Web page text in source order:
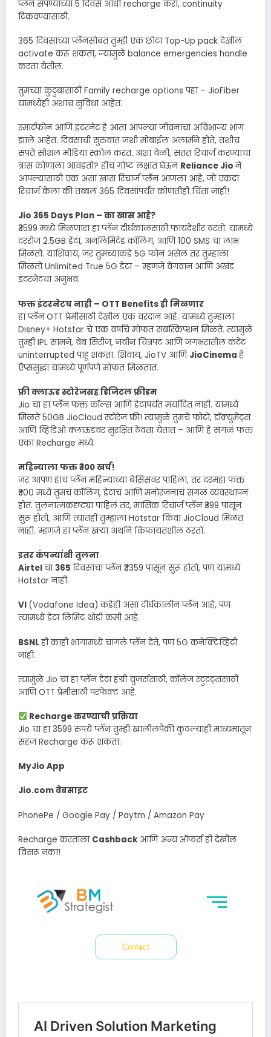
प्लॅन संपण्याच्या 5 दिवस आधी recharge करा, continuity
टिकवण्यासाठी.
365 दिवसांच्या प्लॅनसोबत तुम्ही एक छोटा Top-Up pack देखील
activate करू शकता, ज्यामुळे balance emergencies handle
करता येतील.
तुमच्या कुटुंबासाठी Family recharge options पहा – JioFiber
यामध्येही अशाच सुविधा आहेत.
स्मार्टफोन आणि इंटरनेट हे आता आपल्या जीवनाचा अविभाज्य भाग
झाले आहेत. दिवसाची सुरुवात जशी मोबाईल अलार्मने होते, तशीच
संपते सोशल मीडिया स्क्रोल करत. अशा वेळी, सतत रिचार्ज करण्याचा
त्रास कोणाला आवडतो? हीच गोष्ट लक्षात घेऊन Reliance Jioने
आपल्यासाठी एक असा खास रिचार्ज प्लॅन आणला आहे, जो एकदा
रिचार्ज केला की तब्बल 365 दिवसांपर्यंत कोणतीही चिंता नाही!
Jio 365 Days Plan – का खास आहे?
₹3599 मध्ये मिळणारा हा प्लॅन दीर्घकाळसाठी फायदेशीर ठरतो. यामध्ये
दररोज 2.5GB डेटा, अनलिमिटेड कॉलिंग, आणि 100 SMS चा लाभ
मिळतो. याशिवाय, जर तुमच्याकडे 5G फोन असेल तर तुम्हाला
मिळतो Unlimited True 5G डेटा – म्हणजे वेगवान आणि अखंड
इंटरनेटचा अनुभव.
फक्त इंटरनेटच नाही – OTT Benefits ही मिळणार
हा प्लॅन OTT प्रेमींसाठी देखील एक वरदान आहे. यामध्ये तुम्हाला
Disney+ Hotstar चे एक वर्षाचे मोफत सबस्क्रिप्शन मिळते. त्यामुळे
तुम्ही IPL सामने, वेब सिरीज, नवीन चित्रपट आणि जगभरातील कंटेंट
uninterrupted पाहू शकता. शिवाय, JioTV आणि JioCinemaहे
ऍप्ससुद्धा यामध्ये पूर्णपणे मोफत मिळतात.
फ्री क्लाऊड स्टोरेजसह डिजिटल फ्रीडम
Jio चा हा प्लॅन फक्त कॉल्स आणि डेटापर्यंत मर्यादित नाही. यामध्ये
मिळते 50GB JioCloud स्टोरेज फ्री! त्यामुळे तुमचे फोटो, डॉक्युमेंट्स
आणि व्हिडिओ क्लाऊडवर सुरक्षित ठेवता येतात – आणि हे सगळं फक्त
एका Recharge मध्ये.
महिन्याला फक्त ₹300 खर्च!
जर आपण हाच प्लॅन महिन्याच्या बेसिसवर पाहिला, तर दरमहा फक्त
₹300 मध्ये तुमचं कॉलिंग, डेटाचं आणि मनोरंजनाचं सगळं व्यवस्थापन
होतं. तुलनात्मकदृष्ट्या पाहिलं तर, मासिक रिचार्ज प्लॅन ₹399 पासून
सुरू होतो, आणि त्यातही तुम्हाला Hotstar किंवा JioCloud मिळत
नाही. म्हणजे हा प्लॅन खऱ्या अर्थाने किफायतशील ठरतो.
इतर कंपन्यांशी तुलना
Airtelचा365 दिवसांचा प्लॅन ₹3359 पासून सुरू होतो, पण यामध्ये
Hotstar नाही.
VI (Vodafone Idea) कडेही असा दीर्घकालीन प्लॅन आहे, पण
त्यामध्ये डेटा लिमिट थोडी कमी आहे.
BSNLही काही भागांमध्ये चांगले प्लॅन देते, पण 5G कनेक्टिव्हिटी
नाही.
त्यामुळे Jio चा हा प्लॅन डेटा हंग्री युजर्ससाठी, कॉलेज स्टुडंट्ससाठी
आणि OTT प्रेमींसाठी परफेक्ट आहे.
Recharge करण्याची प्रक्रिया
Jio चा हा 3599 रुपये प्लॅन तुम्ही खालीलपैकी कुठल्याही माध्यमातून
सहज Recharge करू शकता:
MyJio App
Jio.com वेबसाइट
PhonePe / Google Pay / Paytm / Amazon Pay
Recharge करतांला Cashback आणि अन्य ऑफर्स ही देखील
विसरू नका!